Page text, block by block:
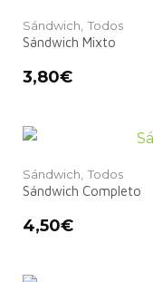
Sándwich, Todos
Sándwich Mixto
3,80€
Sándwich, Todos
Sándwich Completo
4,50€